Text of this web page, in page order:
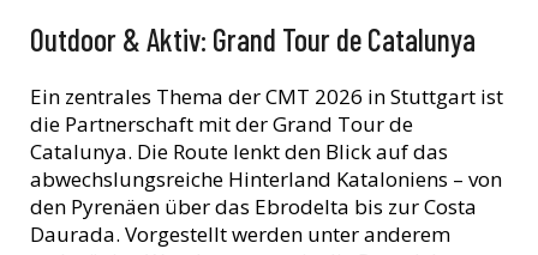
Outdoor & Aktiv: Grand Tour de Catalunya
Ein zentrales Thema der CMT 2026 in Stuttgart ist
die Partnerschaft mit der Grand Tour de
Catalunya. Die Route lenkt den Blick auf das
abwechslungsreiche Hinterland Kataloniens – von
den Pyrenäen über das Ebrodelta bis zur Costa
Daurada. Vorgestellt werden unter anderem